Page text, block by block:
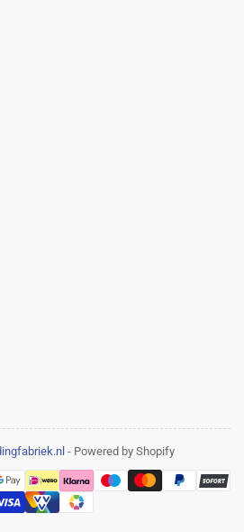
- Powered by Shopify
Betalingsmethoden